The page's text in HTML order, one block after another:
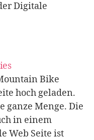
Digitale
Bike
hoch geladen.
ganze Menge. Die
in einem
Web Seite ist